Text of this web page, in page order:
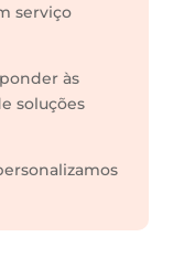
serviço
às
soluções